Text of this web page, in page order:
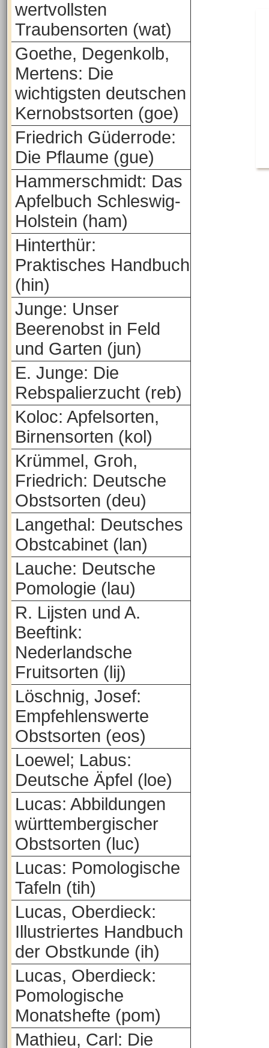
wertvollsten
Traubensorten (wat)
Goethe, Degenkolb,
Mertens: Die
wichtigsten deutschen
Kernobstsorten (goe)
Friedrich Güderrode:
Die Pflaume (gue)
Hammerschmidt: Das
Apfelbuch Schleswig-
Holstein (ham)
Hinterthür:
Praktisches Handbuch
(hin)
Junge: Unser
Beerenobst in Feld
und Garten (jun)
E. Junge: Die
Rebspalierzucht (reb)
Koloc: Apfelsorten,
Birnensorten (kol)
Krümmel, Groh,
Friedrich: Deutsche
Obstsorten (deu)
Langethal: Deutsches
Obstcabinet (lan)
Lauche: Deutsche
Pomologie (lau)
R. Lijsten und A.
Beeftink:
Nederlandsche
Fruitsorten (lij)
Löschnig, Josef:
Empfehlenswerte
Obstsorten (eos)
Loewel; Labus:
Deutsche Äpfel (loe)
Lucas: Abbildungen
württembergischer
Obstsorten (luc)
Lucas: Pomologische
Tafeln (tih)
Lucas, Oberdieck:
Illustriertes Handbuch
der Obstkunde (ih)
Lucas, Oberdieck:
Pomologische
Monatshefte (pom)
Mathieu, Carl: Die